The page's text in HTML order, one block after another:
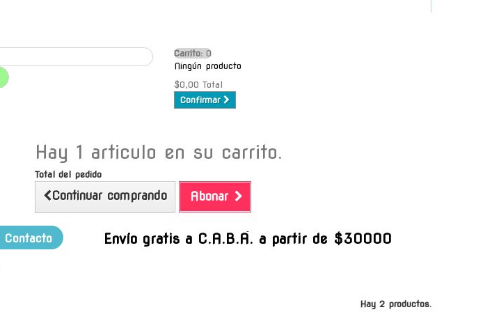
Carrito: O
Ningún producto
$0,00 Total
Confirmar
Hay 1 articulo en su carrito.
Total del pedido
Continuar comprando Abonar
Contacto
-
Envío gratis a C.A.B.A. a partir de $30000
Hay 2 productos.